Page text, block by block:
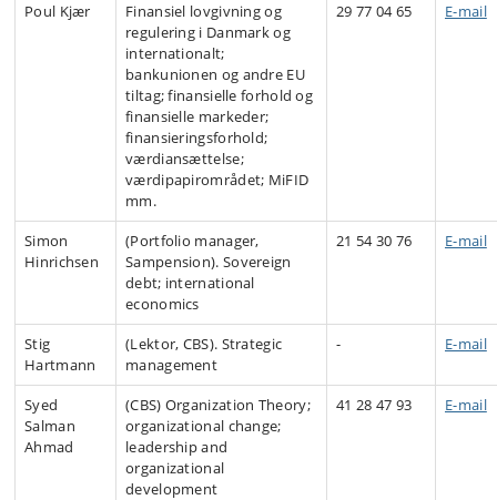
Poul Kjær
Finansiel lovgivning og
regulering i Danmark og
internationalt;
bankunionen og andre EU
tiltag; finansielle forhold og
finansielle markeder;
finansieringsforhold;
værdiansættelse;
værdipapirområdet; MiFID
mm.
29 77 04 65 E-mail
Simon
Hinrichsen
(Portfolio manager,
Sampension). Sovereign
debt; international
economics
21 54 30 76 E-mail
Stig
Hartmann
(Lektor, CBS). Strategic
management
- E-mail
Syed
Salman
Ahmad
(CBS) Organization Theory;
organizational change;
leadership and
organizational
development
41 28 47 93 E-mail